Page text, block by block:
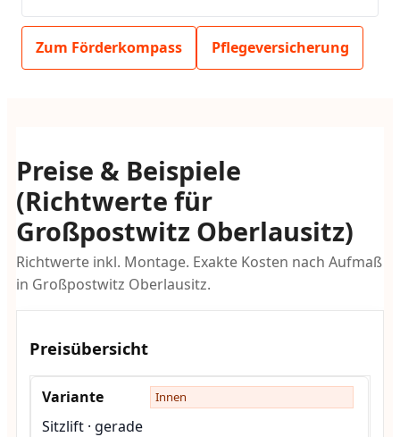
Zum Förderkompass Pflegeversicherung
Preise & Beispiele
(Richtwerte für
Großpostwitz Oberlausitz)
Richtwerte inkl. Montage. Exakte Kosten nach Aufmaß
in Großpostwitz Oberlausitz.
Preisübersicht
Innen
Sitzlift · gerade